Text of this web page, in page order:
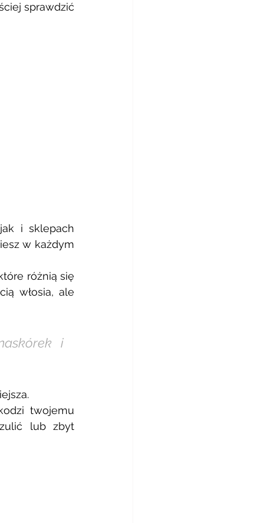
sprawdzić
i sklepach
w każdym
różnią się
włosia, ale
i
twojemu
lub zbyt